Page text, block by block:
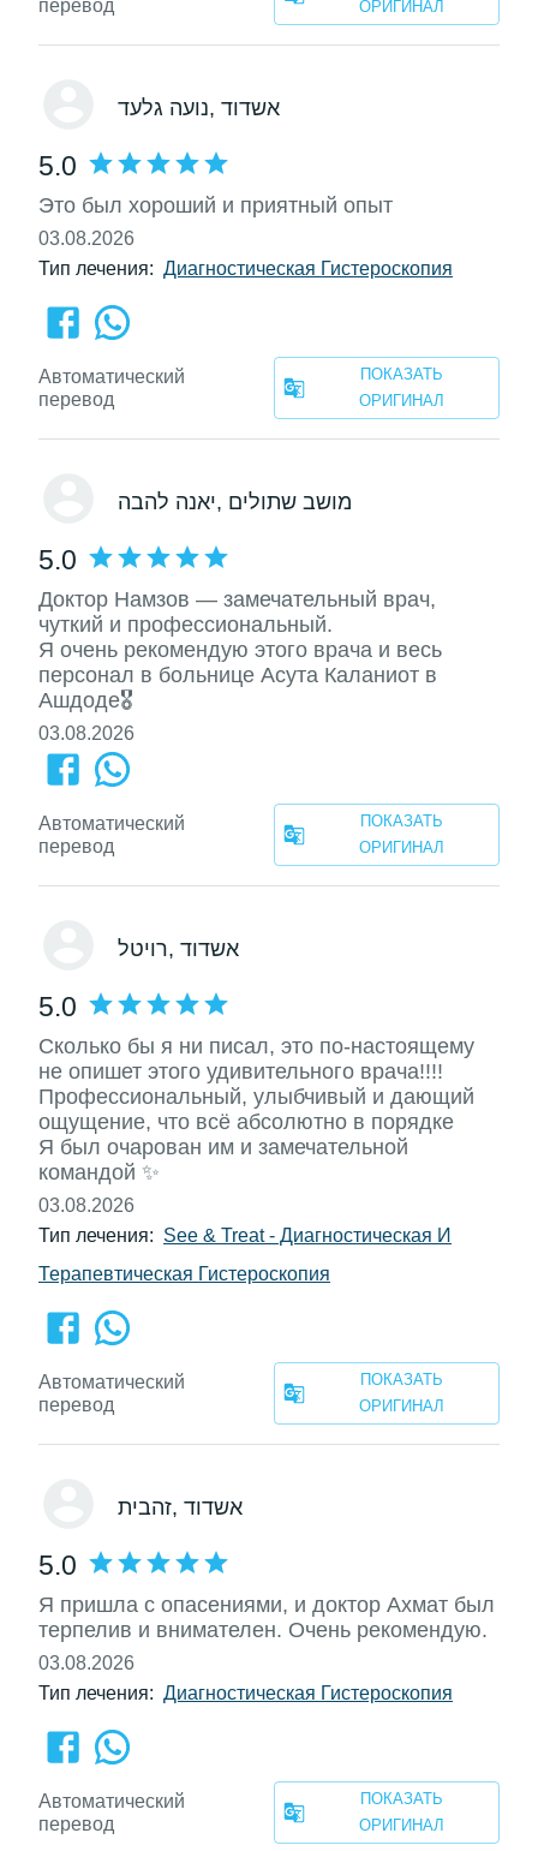
ОРИГИНАЛ
перевод
נועה גלעד , אשדוד
5.0
Это был хороший и приятный опыт
03.08.2026
Тип лечения: Диагностическая Гистероскопия
ПОКАЗАТЬ
ОРИГИНАЛ
Автоматический
перевод
יאנה להבה , מושב שתולים
5.0
Доктор Намзов — замечательный врач,
чуткий и профессиональный.
Я очень рекомендую этого врача и весь
персонал в больнице Асута Каланиот в
Ашдоде🎖
03.08.2026
ПОКАЗАТЬ
ОРИГИНАЛ
Автоматический
перевод
רויטל , אשדוד
5.0
Сколько бы я ни писал, это по-настоящему
не опишет этого удивительного врача!!!!
Профессиональный, улыбчивый и дающий
ощущение, что всё абсолютно в порядке
Я был очарован им и замечательной
командой ✨
03.08.2026
Тип лечения: See & Treat - Диагностическая И
Терапевтическая Гистероскопия
ПОКАЗАТЬ
ОРИГИНАЛ
Автоматический
перевод
זהבית , אשדוד
5.0
Я пришла с опасениями, и доктор Ахмат был
терпелив и внимателен. Очень рекомендую.
03.08.2026
Тип лечения: Диагностическая Гистероскопия
ПОКАЗАТЬ
ОРИГИНАЛ
Автоматический
перевод